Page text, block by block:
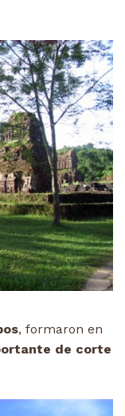
, formaron en
de corte